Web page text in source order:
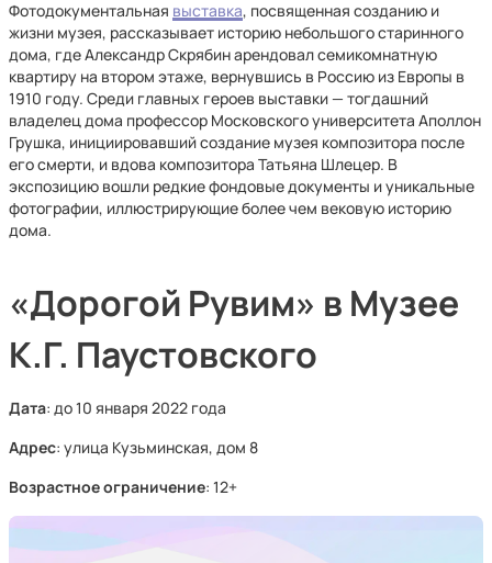
Фотодокументальная выставка, посвященная созданию и
жизни музея, рассказывает историю небольшого старинного
дома, где Александр Скрябин арендовал семикомнатную
квартиру на втором этаже, вернувшись в Россию из Европы в
1910 году. Среди главных героев выставки — тогдашний
владелец дома профессор Московского университета Аполлон
Грушка, инициировавший создание музея композитора после
его смерти, и вдова композитора Татьяна Шлецер. В
экспозицию вошли редкие фондовые документы и уникальные
фотографии, иллюстрирующие более чем вековую историю
дома.
«Дорогой Рувим» в Музее
К.Г. Паустовского
Дата: до 10 января 2022 года
Адрес: улица Кузьминская, дом 8
Возрастное ограничение: 12+